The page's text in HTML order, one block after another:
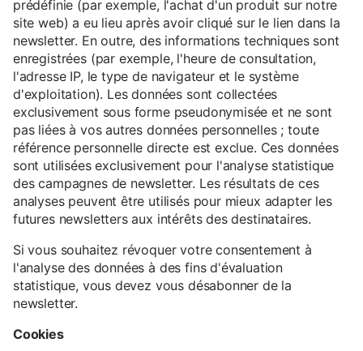
prédéfinie (par exemple, l'achat d'un produit sur notre
site web) a eu lieu après avoir cliqué sur le lien dans la
newsletter. En outre, des informations techniques sont
enregistrées (par exemple, l'heure de consultation,
l'adresse IP, le type de navigateur et le système
d'exploitation). Les données sont collectées
exclusivement sous forme pseudonymisée et ne sont
pas liées à vos autres données personnelles ; toute
référence personnelle directe est exclue. Ces données
sont utilisées exclusivement pour l'analyse statistique
des campagnes de newsletter. Les résultats de ces
analyses peuvent être utilisés pour mieux adapter les
futures newsletters aux intérêts des destinataires.
Si vous souhaitez révoquer votre consentement à
l'analyse des données à des fins d'évaluation
statistique, vous devez vous désabonner de la
newsletter.
Cookies